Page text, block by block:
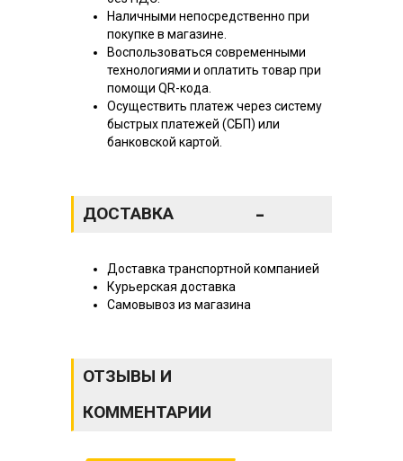
Наличными непосредственно при
покупке в магазине.
Воспользоваться современными
технологиями и оплатить товар при
помощи QR-кода.
Осуществить платеж через систему
быстрых платежей (СБП) или
банковской картой.
ДОСТАВКА -
Доставка транспортной компанией
Курьерская доставка
Самовывоз из магазина
ОТЗЫВЫ И
КОММЕНТАРИИ